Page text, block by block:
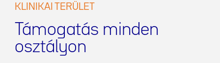
KLINIKAI TERÜLET
Támogatás minden
osztályon